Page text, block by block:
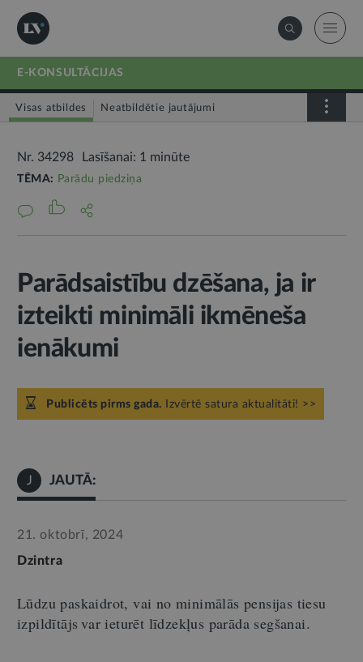
E-KONSULTĀCIJAS
Visas atbildes Neatbildētie jautājumi
Nr. 34298 Lasīšanai: 1 minūte
TĒMA: Parādu piedziņa
Parādsaistību dzēšana, ja ir
izteikti minimāli ikmēneša
ienākumi
Publicēts pirms gada. Izvērtē satura aktualitāti! >>
J JAUTĀ:
21. oktobrī, 2024
Dzintra
Lūdzu paskaidrot, vai no minimālās pensijas tiesu
izpildītājs var ieturēt līdzekļus parāda segšanai.